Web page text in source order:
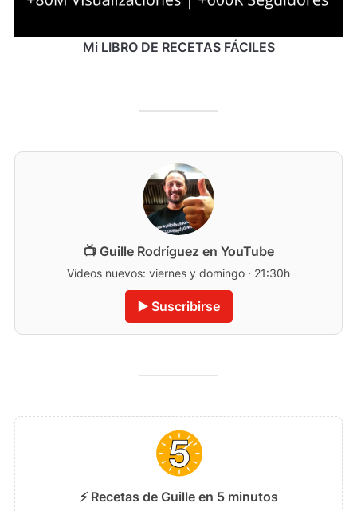
Mi LIBRO DE RECETAS FÁCILES
📺 Guille Rodríguez en YouTube
Vídeos nuevos: viernes y domingo · 21:30h
▶️ Suscribirse
⚡ Recetas de Guille en 5 minutos